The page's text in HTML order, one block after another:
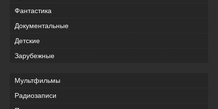
Фантастика
Документальные
Детские
Зарубежные
Мультфильмы
Радиозаписи